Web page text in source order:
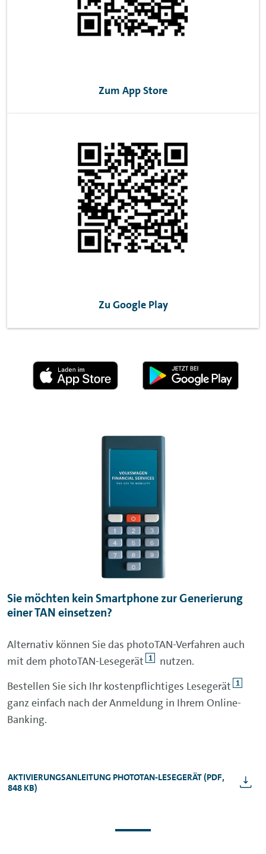
Zum App Store
Zu Google Play
Sie möchten kein Smartphone zur Generierung
einer TAN einsetzen?
Alternativ können Sie das photoTAN-Verfahren auch
mit dem photoTAN-Lesegerät 1
nutzen.
Bestellen Sie sich Ihr kostenpflichtiges Lesegerät 1
ganz einfach nach der Anmeldung in Ihrem Online-
Banking.
AKTIVIERUNGSANLEITUNG PHOTOTAN-LESEGERÄT (PDF,
848 KB)